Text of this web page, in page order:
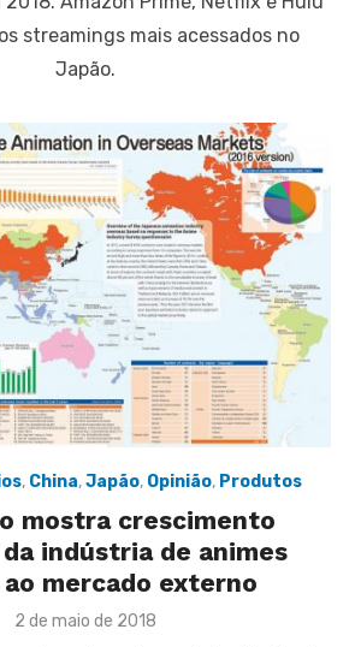
streamings mais acessados no
Japão.
, China,Japão, Opinião, Produtos
mostra crescimento
indústria de animes
ao mercado externo
Posted
2 de maio de 2018